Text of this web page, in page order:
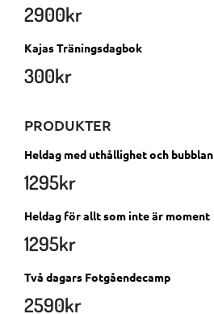
2900kr
Kajas Träningsdagbok
300kr
PRODUKTER
Heldag med uthållighet och bubblan
1295kr
Heldag för allt som inte är moment
1295kr
Två dagars Fotgåendecamp
2590kr